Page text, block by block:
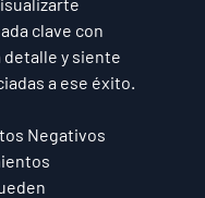
clave con
detalle y siente
a ese éxito.
Negativos